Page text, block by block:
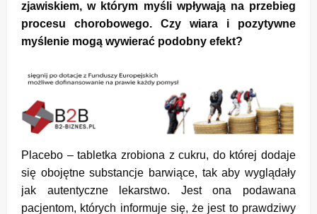
zjawiskiem, w którym myśli wpływają na przebieg
procesu chorobowego. Czy wiara i pozytywne
myślenie mogą wywierać podobny efekt?
Placebo – tabletka zrobiona z cukru, do której dodaje
się obojętne substancje barwiące, tak aby wyglądały
jak autentyczne lekarstwo. Jest ona podawana
pacjentom, których informuje się, że jest to prawdziwy